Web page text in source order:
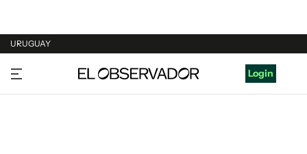
URUGUAY
URUGUAY
ARGENTINA
Login